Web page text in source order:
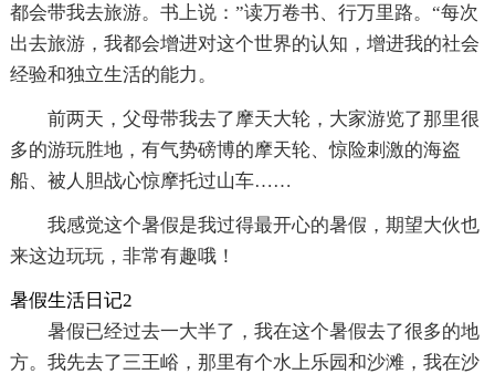
都会带我去旅游。书上说：”读万卷书、行万里路。“每次
出去旅游，我都会增进对这个世界的认知，增进我的社会
经验和独立生活的能力。
前两天，父母带我去了摩天大轮，大家游览了那里很
多的游玩胜地，有气势磅博的摩天轮、惊险刺激的海盗
船、被人胆战心惊摩托过山车……
我感觉这个暑假是我过得最开心的暑假，期望大伙也
来这边玩玩，非常有趣哦！
暑假生活日记2
暑假已经过去一大半了，我在这个暑假去了很多的地
方。我先去了三王峪，那里有个水上乐园和沙滩，我在沙